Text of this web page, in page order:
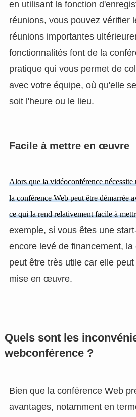
en utilisant la fonction
réunions, vous pouvez vérifier
réunions importantes
fonctionnalités font de la
pratique qui vous permet de
avec votre équipe, où qu'elle
soit l'heure ou le lieu.
Facile à mettre en œuvre
Alors que la vidéoconférence nécessite
la conférence Web peut être démarrée
ce qui la rend relativement facile à
exemple, si vous êtes une
encore levé de financement,
peut être très utile car elle
mise en œuvre.
Quels sont les
webconférence ?
Bien que la conférence Web
avantages, notamment en